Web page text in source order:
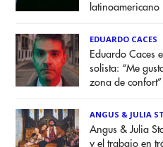
latinoamericano
EDUARDO CACES
Eduardo Caces
solista: “Me
zona de confort”
ANGUS & JULIA
Angus & Julia
y el trabajo en